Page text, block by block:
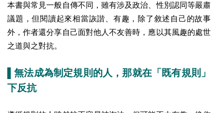
本書與常見一般自傳不同，雖有涉及政治、性別認同等嚴肅
議題，但閱讀起來相當詼諧、有趣，除了敘述自己的故事
外，作者還分享自己面對他人不友善時，應以其風趣的處世
之道與之對抗。
▌無法成為制定規則的人，那就在「既有規則」
下反抗